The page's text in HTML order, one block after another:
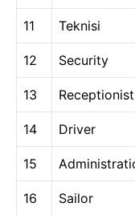
11 Teknisi
12 Security
13 Receptionist
14 Driver
15
16 Sailor